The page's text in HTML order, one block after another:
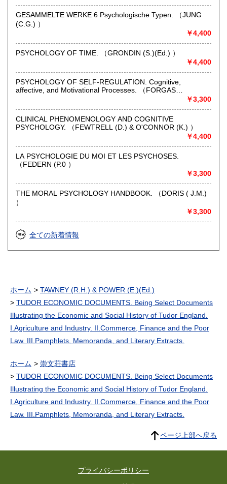
GESAMMELTE WERKE 6 Psychologische Typen. （JUNG
(C.G.) ）
￥4,400
PSYCHOLOGY OF TIME. （GRONDIN (S.)(Ed.) ）
￥4,400
PSYCHOLOGY OF SELF-REGULATION. Cognitive,
affective, and Motivational Processes. （FORGAS
￥3,300
CLINICAL PHENOMENOLOGY AND COGNITIVE
PSYCHOLOGY. （FEWTRELL (D.) & O'CONNOR (K.) ）
￥4,400
LA PSYCHOLOGIE DU MOI ET LES PSYCHOSES.
（FEDERN (P.0 ）
￥3,300
THE MORAL PSYCHOLOGY HANDBOOK. （DORIS ( J.M.)
）
￥3,300
全ての新着情報
ホーム
TAWNEY (R.H.) & POWER (E.)(Ed.)
TUDOR ECONOMIC DOCUMENTS. Being Select Documents
Illustrating the Economic and Social History of Tudor England.
I.Agriculture and Industry. II.Commerce, Finance and the Poor
Law. III.Pamphlets, Memoranda, and Literary Extracts.
ホーム
崇文荘書店
TUDOR ECONOMIC DOCUMENTS. Being Select Documents
Illustrating the Economic and Social History of Tudor England.
I.Agriculture and Industry. II.Commerce, Finance and the Poor
Law. III.Pamphlets, Memoranda, and Literary Extracts.
ページ上部へ戻る
プライバシーポリシー